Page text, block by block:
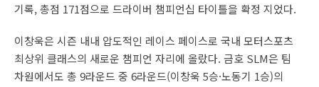
기록, 총점 171점으로 드라이버 챔피언십 타이틀을 확정 지었다.
이창욱은 시즌 내내 압도적인 레이스 페이스로 국내 모터스포츠
최상위 클래스의 새로운 챔피언 자리에 올랐다. 금호 SLM은 팀
차원에서도 총 9라운드 중 6라운드(이창욱 5승·노동기 1승)의